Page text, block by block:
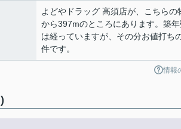
よどやドラッグ 高須店が、こちらの
から397mのところにあります。築年
は経っていますが、その分お値打ち
件です。
情報